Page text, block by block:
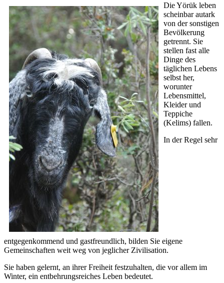
Die Yörük leben
scheinbar autark
von der sonstigen
Bevölkerung
getrennt. Sie
stellen fast alle
Dinge des
täglichen Lebens
selbst her,
worunter
Lebensmittel,
Kleider und
Teppiche
(Kelims) fallen.
In der Regel sehr
entgegenkommend und gastfreundlich, bilden Sie eigene
Gemeinschaften weit weg von jeglicher Zivilisation.
Sie haben gelernt, an ihrer Freiheit festzuhalten, die vor allem im
Winter, ein entbehrungsreiches Leben bedeutet.